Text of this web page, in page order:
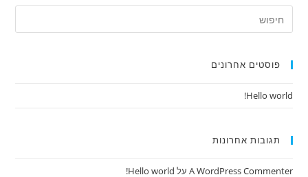
פוסטים אחרונים
Hello world!
תגובות אחרונות
A WordPress Commenter על Hello world!